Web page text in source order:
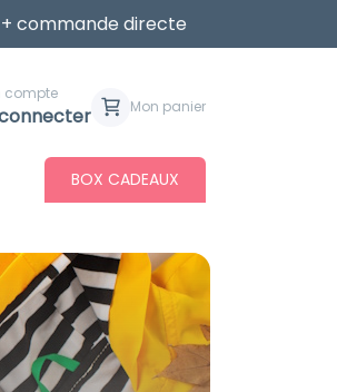
commande directe
compte
Mon panier
BOX CADEAUX